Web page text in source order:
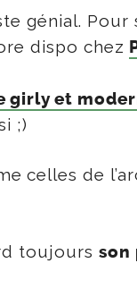
génial. Pour
dispo chez
girly et
;)
celles de
toujours son